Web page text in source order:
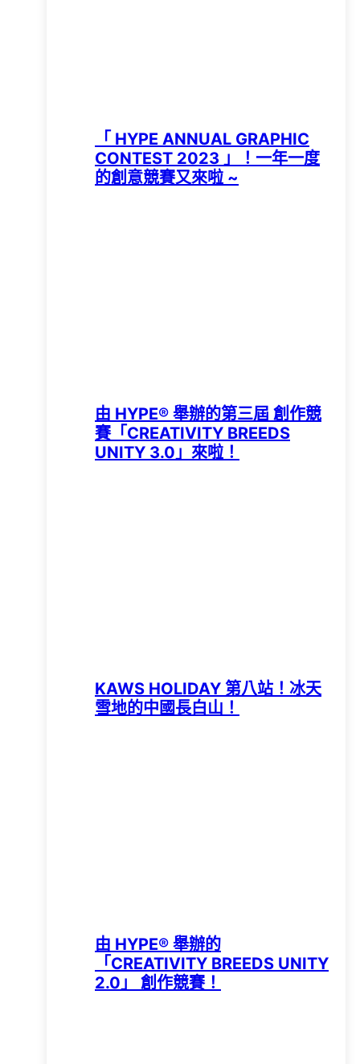
「 HYPE ANNUAL GRAPHIC
CONTEST 2023 」！一年一度
的創意競賽又來啦 ~
由 HYPE®️ 舉辦的第三屆 創作競
賽「CREATIVITY BREEDS
UNITY 3.0」來啦！
KAWS HOLIDAY 第八站！冰天
雪地的中國長白山！
由 HYPE®️ 舉辦的
「CREATIVITY BREEDS UNITY
2.0」 創作競賽！